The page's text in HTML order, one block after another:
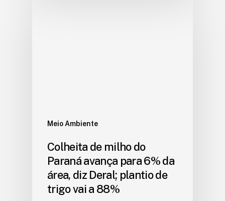
Meio Ambiente
Colheita de milho do
Paraná avança para 6% da
área, diz Deral; plantio de
trigo vai a 88%